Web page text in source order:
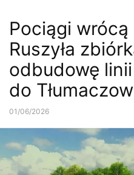
Pociągi
Ruszyła
odbudowę
do
01/06/2026